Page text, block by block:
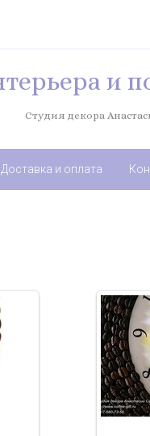
и
Студия декора
Доставка и оплата
Часы из